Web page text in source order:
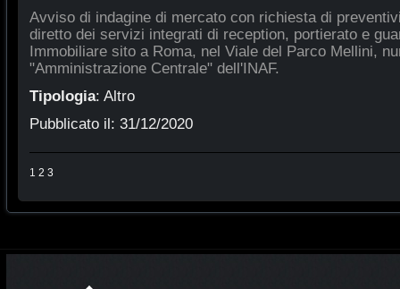
Avviso di indagine di mercato con richiesta di
diretto dei servizi integrati di reception, portierato e
Immobiliare sito a Roma, nel Viale del Parco Mellini,
"Amministrazione Centrale" dell'INAF.
Tipologia: Altro
Pubblicato il: 31/12/2020
1 2 3